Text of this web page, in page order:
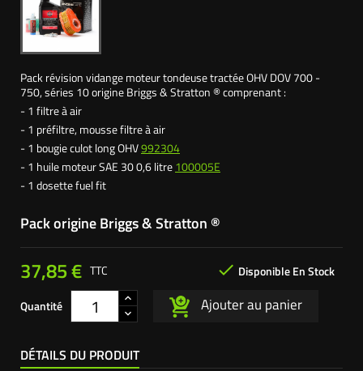
Pack révision vidange moteur tondeuse tractée OHV DOV 700 -
750, séries 10 origine Briggs & Stratton ® comprenant :
- 1 filtre à air
- 1 préfiltre, mousse filtre à air
- 1 bougie culot long OHV992304
- 1 huile moteur SAE 30 0,6 litre100005E
- 1 dosette fuel fit
Pack origine Briggs & Stratton ®
37,85 €  Disponible En Stock
TTC
Quantité Ajouter au panier
DÉTAILS DU PRODUIT